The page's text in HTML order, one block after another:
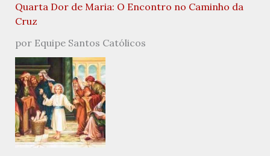
Quarta Dor de Maria: O Encontro no Caminho da
Cruz
por Equipe Santos Católicos